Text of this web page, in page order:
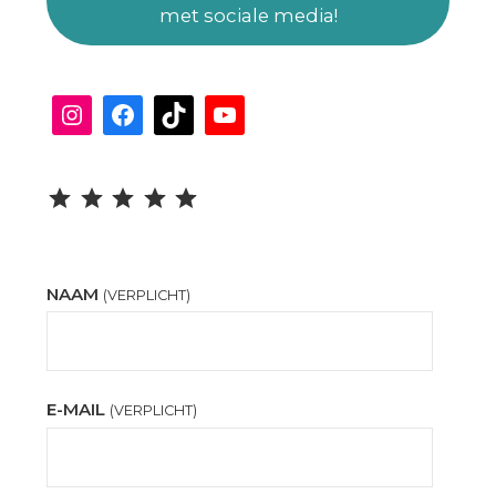
met sociale media!
Instagram
Facebook
TikTokYouTube
NAAM (VERPLICHT)
E-MAIL (VERPLICHT)